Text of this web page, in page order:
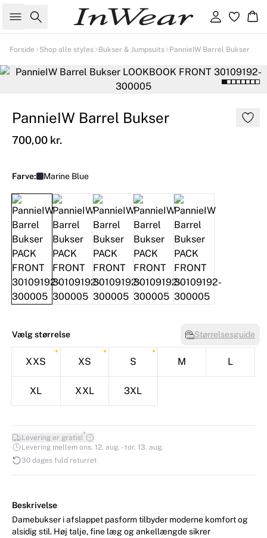
Søg Log ind
Forside Shop alle styles Bukser & Jumpsuits PannieIW Barrel Bukser
PannieIW Barrel Bukser
700,00 kr.
Farve: Marine Blue
Vælg størrelse Størrelsesguide
XXS XS S M L
XL XXL 3XL
Levering er gratis!*
Levering mellem ons. 12. aug. - tor. 13. aug.
30 dages fuld returret
Beskrivelse
Damebukser i afslappet pasform tilbyder moderne komfort og
alsidig stil. Høj talje, fine læg og ankellængde sikrer